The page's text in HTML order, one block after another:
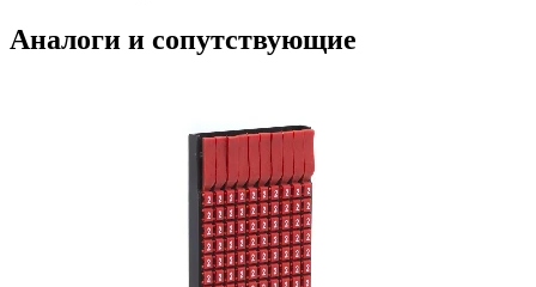
Аналоги и сопутствующие